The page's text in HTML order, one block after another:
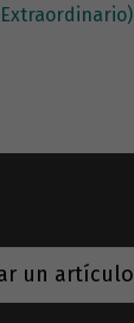
un artículo